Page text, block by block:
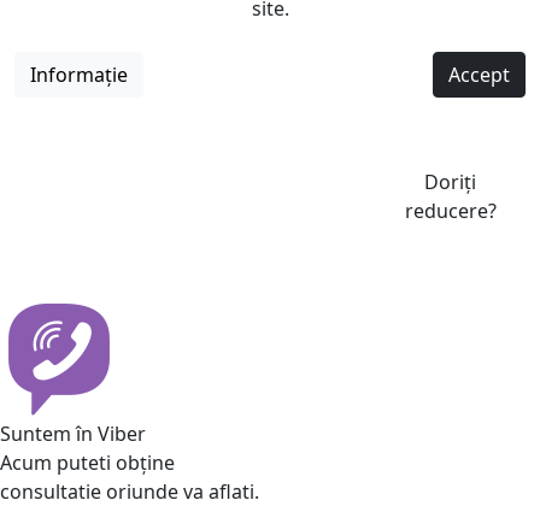
site.
Informație Accept
Doriți
reducere?
Suntem în Viber
Acum puteti obține
consultatie oriunde va aflati.